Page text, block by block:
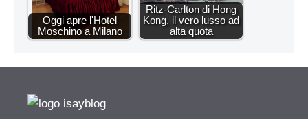
Oggi apre l'Hotel
Moschino a Milano
Ritz-Carlton di Hong
Kong, il vero lusso ad
alta quota